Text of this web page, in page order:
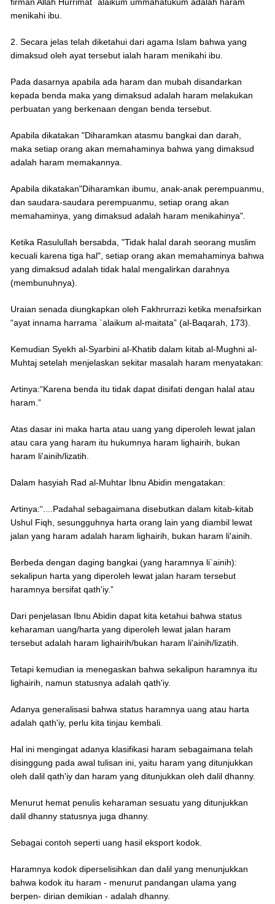
firman Allah Hurrimat `alaikum ummahatukum adalah haram
menikahi ibu.
2. Secara jelas telah diketahui dari agama Islam bahwa yang
dimaksud oleh ayat tersebut ialah haram menikahi ibu.
Pada dasarnya apabila ada haram dan mubah disandarkan
kepada benda maka yang dimaksud adalah haram melakukan
perbuatan yang berkenaan dengan benda tersebut.
Apabila dikatakan "Diharamkan atasmu bangkai dan darah,
maka setiap orang akan memahaminya bahwa yang dimaksud
adalah haram memakannya.
Apabila dikatakan"Diharamkan ibumu, anak-anak perempuanmu,
dan saudara-saudara perempuanmu, setiap orang akan
memahaminya, yang dimaksud adalah haram menikahinya".
Ketika Rasulullah bersabda, "Tidak halal darah seorang muslim
kecuali karena tiga hal", setiap orang akan memahaminya bahwa
yang dimaksud adalah tidak halal mengalirkan darahnya
(membunuhnya).
Uraian senada diungkapkan oleh Fakhrurrazi ketika menafsirkan
“ayat innama harrama `alaikum al-maitata” (al-Baqarah, 173).
Kemudian Syekh al-Syarbini al-Khatib dalam kitab al-Mughni al-
Muhtaj setelah menjelaskan sekitar masalah haram menyatakan:
Artinya:“Karena benda itu tidak dapat disifati dengan halal atau
haram.”
Atas dasar ini maka harta atau uang yang diperoleh lewat jalan
atau cara yang haram itu hukumnya haram lighairih, bukan
haram li'ainih/lizatih.
Dalam hasyiah Rad al-Muhtar Ibnu Abidin mengatakan:
Artinya:“....Padahal sebagaimana disebutkan dalam kitab-kitab
Ushul Fiqh, sesungguhnya harta orang lain yang diambil lewat
jalan yang haram adalah haram lighairih, bukan haram li'ainih.
Berbeda dengan daging bangkai (yang haramnya li`ainih):
sekalipun harta yang diperoleh lewat jalan haram tersebut
haramnya bersifat qath'iy.”
Dari penjelasan Ibnu Abidin dapat kita ketahui bahwa status
keharaman uang/harta yang diperoleh lewat jalan haram
tersebut adalah haram lighairih/bukan haram li'ainih/lizatih.
Tetapi kemudian ia menegaskan bahwa sekalipun haramnya itu
lighairih, namun statusnya adalah qath'iy.
Adanya generalisasi bahwa status haramnya uang atau harta
adalah qath'iy, perlu kita tinjau kembali.
Hal ini mengingat adanya klasifikasi haram sebagaimana telah
disinggung pada awal tulisan ini, yaitu haram yang ditunjukkan
oleh dalil qath'iy dan haram yang ditunjukkan oleh dalil dhanny.
Menurut hemat penulis keharaman sesuatu yang ditunjukkan
dalil dhanny statusnya juga dhanny.
Sebagai contoh seperti uang hasil eksport kodok.
Haramnya kodok diperselisihkan dan dalil yang menunjukkan
bahwa kodok itu haram - menurut pandangan ulama yang
berpen- dirian demikian - adalah dhanny.